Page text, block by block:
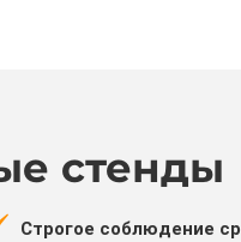
стенды
Строгое соблюдение